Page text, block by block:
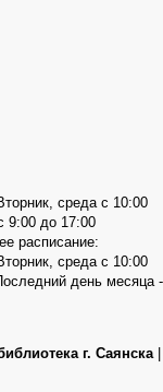
среда с 10:00
9:00 до 17:00
расписание:
среда с 10:00
день месяца -
г. Саянска